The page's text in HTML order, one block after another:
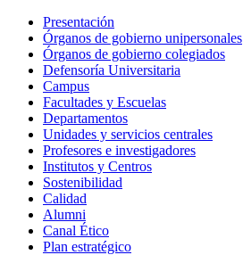
Presentación
Órganos de gobierno unipersonales
Órganos de gobierno colegiados
Defensoría Universitaria
Campus
Facultades y Escuelas
Departamentos
Unidades y servicios centrales
Profesores e investigadores
Institutos y Centros
Sostenibilidad
Calidad
Alumni
Canal Ético
Plan estratégico